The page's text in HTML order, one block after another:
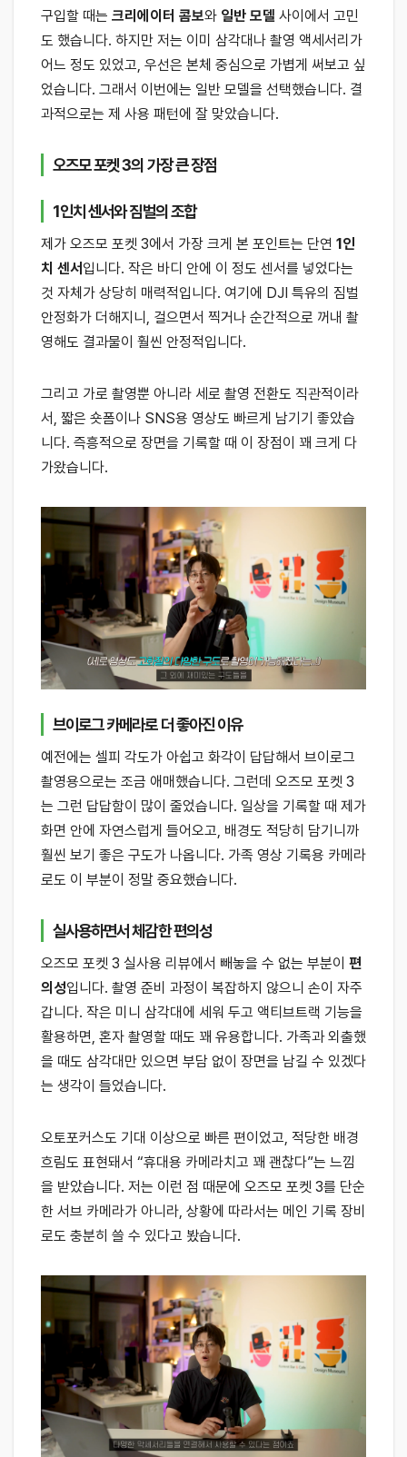
구입할 때는 크리에이터 콤보와 일반 모델 사이에서 고민
도 했습니다. 하지만 저는 이미 삼각대나 촬영 액세서리가
어느 정도 있었고, 우선은 본체 중심으로 가볍게 써보고 싶
었습니다. 그래서 이번에는 일반 모델을 선택했습니다. 결
과적으로는 제 사용 패턴에 잘 맞았습니다.
오즈모 포켓 3의 가장 큰 장점
1인치 센서와 짐벌의 조합
제가 오즈모 포켓 3에서 가장 크게 본 포인트는 단연 1인
치 센서 입니다. 작은 바디 안에 이 정도 센서를 넣었다는
것 자체가 상당히 매력적입니다. 여기에 DJI 특유의 짐벌
안정화가 더해지니, 걸으면서 찍거나 순간적으로 꺼내 촬
영해도 결과물이 훨씬 안정적입니다.
그리고 가로 촬영뿐 아니라 세로 촬영 전환도 직관적이라
서, 짧은 숏폼이나 SNS용 영상도 빠르게 남기기 좋았습
니다. 즉흥적으로 장면을 기록할 때 이 장점이 꽤 크게 다
가왔습니다.
브이로그 카메라로 더 좋아진 이유
예전에는 셀피 각도가 아쉽고 화각이 답답해서 브이로그
촬영용으로는 조금 애매했습니다. 그런데 오즈모 포켓 3
는 그런 답답함이 많이 줄었습니다. 일상을 기록할 때 제가
화면 안에 자연스럽게 들어오고, 배경도 적당히 담기니까
훨씬 보기 좋은 구도가 나옵니다. 가족 영상 기록용 카메라
로도 이 부분이 정말 중요했습니다.
실사용하면서 체감한 편의성
오즈모 포켓 3 실사용 리뷰에서 빼놓을 수 없는 부분이 편
의성입니다. 촬영 준비 과정이 복잡하지 않으니 손이 자주
갑니다. 작은 미니 삼각대에 세워 두고 액티브트랙 기능을
활용하면, 혼자 촬영할 때도 꽤 유용합니다. 가족과 외출했
을 때도 삼각대만 있으면 부담 없이 장면을 남길 수 있겠다
는 생각이 들었습니다.
오토포커스도 기대 이상으로 빠른 편이었고, 적당한 배경
흐림도 표현돼서 “휴대용 카메라치고 꽤 괜찮다”는 느낌
을 받았습니다. 저는 이런 점 때문에 오즈모 포켓 3를 단순
한 서브 카메라가 아니라, 상황에 따라서는 메인 기록 장비
로도 충분히 쓸 수 있다고 봤습니다.